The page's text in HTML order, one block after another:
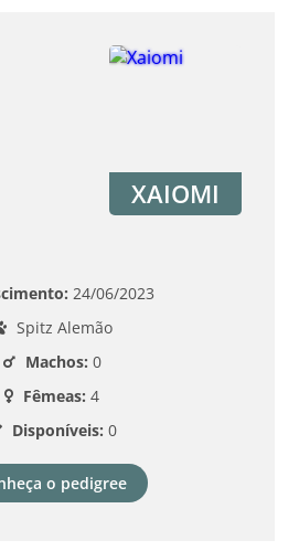
XAIOMI
24/06/2023
Spitz Alemão
Machos: 0
Fêmeas: 4
Disponíveis: 0
o pedigree